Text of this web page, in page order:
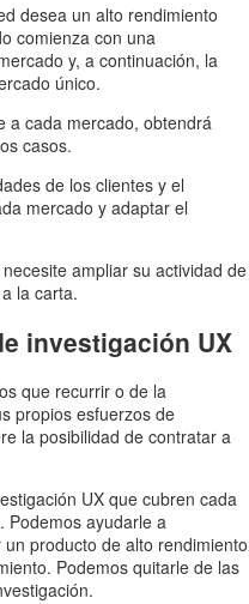
desea un alto rendimiento
comienza con una
y, a continuación, la
único.
a cada mercado, obtendrá
casos.
de los clientes y el
mercado y adaptar el
ampliar su actividad de
la carta.
investigación UX
que recurrir o de la
propios esfuerzos de
la posibilidad de contratar a
UX que cubren cada
Podemos ayudarle a
producto de alto rendimiento
Podemos quitarle de las